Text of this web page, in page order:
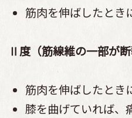
筋肉を伸ばしたとき
Ⅱ度（筋線維の一部が断
筋肉を伸ばしたとき
膝を曲げていれば、